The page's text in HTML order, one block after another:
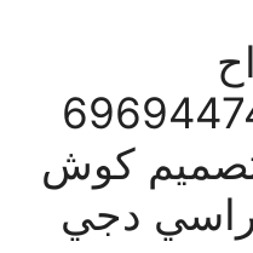
/ 69694474
كوش
دجي